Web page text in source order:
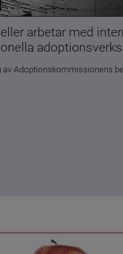
arbetar med
Adoptionskommissionens